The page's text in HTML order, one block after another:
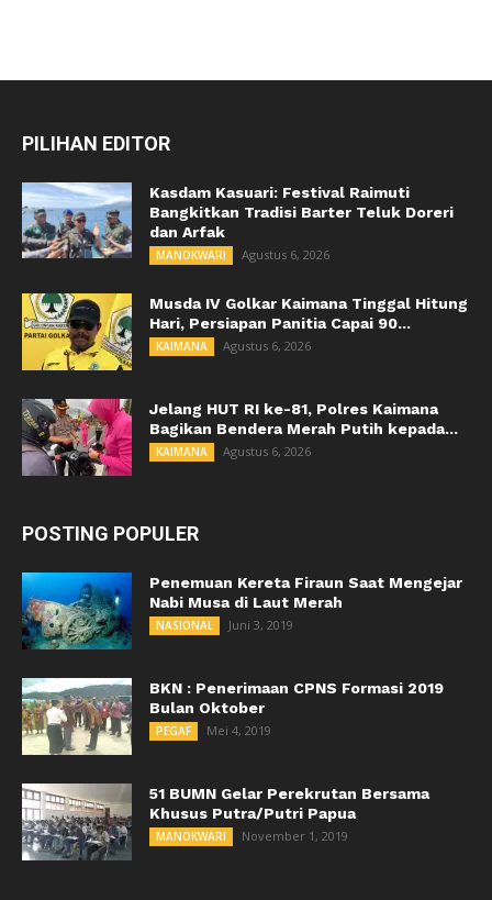
PILIHAN EDITOR
Kasdam Kasuari: Festival Raimuti
Bangkitkan Tradisi Barter Teluk Doreri
dan Arfak
MANOKWARI Agustus 6, 2026
Musda IV Golkar Kaimana Tinggal Hitung
Hari, Persiapan Panitia Capai 90...
KAIMANA Agustus 6, 2026
Jelang HUT RI ke-81, Polres Kaimana
Bagikan Bendera Merah Putih kepada...
KAIMANA Agustus 6, 2026
POSTING POPULER
Penemuan Kereta Firaun Saat Mengejar
Nabi Musa di Laut Merah
NASIONAL Juni 3, 2019
BKN : Penerimaan CPNS Formasi 2019
Bulan Oktober
PEGAF Mei 4, 2019
51 BUMN Gelar Perekrutan Bersama
Khusus Putra/Putri Papua
MANOKWARI November 1, 2019